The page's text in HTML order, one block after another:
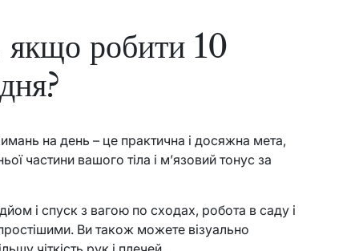
якщо робити 10
на день – це практична і досяжна мета,
частини вашого тіла і м’язовий тонус за
і спуск з вагою по сходах, робота в саду і
Ви також можете візуально